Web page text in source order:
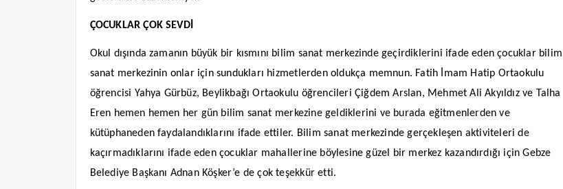
ÇOCUKLAR ÇOK SEVDİ
Okul dışında zamanın büyük bir kısmını bilim sanat merkezinde geçirdiklerini ifade eden çocuklar bilim
sanat merkezinin onlar için sundukları hizmetlerden oldukça memnun. Fatih İmam Hatip Ortaokulu
öğrencisi Yahya Gürbüz, Beylikbağı Ortaokulu öğrencileri Çiğdem Arslan, Mehmet Ali Akyıldız ve Talha
Eren hemen hemen her gün bilim sanat merkezine geldiklerini ve burada eğitmenlerden ve
kütüphaneden faydalandıklarını ifade ettiler. Bilim sanat merkezinde gerçekleşen aktiviteleri de
kaçırmadıklarını ifade eden çocuklar mahallerine böylesine güzel bir merkez kazandırdığı için Gebze
Belediye Başkanı Adnan Köşker’e de çok teşekkür etti.